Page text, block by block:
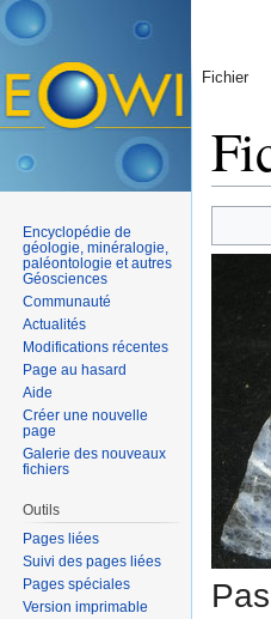
Fichier
Encyclopédie de
géologie, minéralogie,
paléontologie et autres
Géosciences
Communauté
Actualités
Modifications récentes
Page au hasard
Aide
Créer une nouvelle
page
Galerie des nouveaux
fichiers
Outils
Pages liées
Suivi des pages liées
Pages spéciales
Version imprimable